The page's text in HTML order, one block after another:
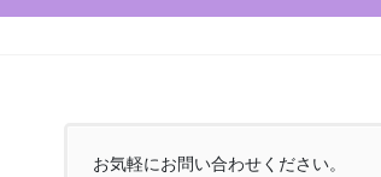
お気軽にお問い合わせください。